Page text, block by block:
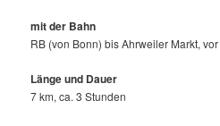
mit der Bahn
RB (von Bonn) bis Ahrweiler Markt,
Länge und Dauer
7 km, ca. 3 Stunden